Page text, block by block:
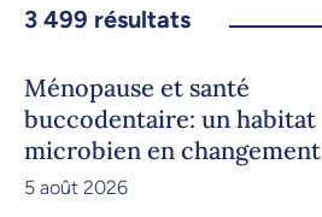
3 499 résultats
Ménopause et santé
buccodentaire: un habitat
microbien en changement
5 août 2026